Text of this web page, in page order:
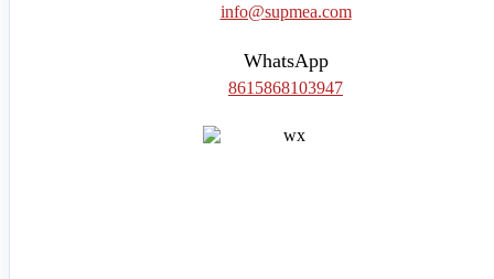
info@supmea.com
WhatsApp
8615868103947